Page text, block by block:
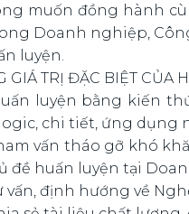
muốn đồng hành
Doanh nghiệp,
luyện.
GIÁ TRỊ ĐẶC BIỆT CỦA
luyện bằng kiến
chi tiết, ứng dụng
vấn tháo gỡ khó
đề huấn luyện tại
vấn, định hướng về